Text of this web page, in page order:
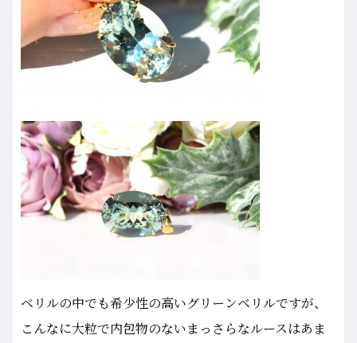
ベリルの中でも希少性の高いグリーンベリルですが、
こんなに大粒で内包物のないまっさらなルースはあま